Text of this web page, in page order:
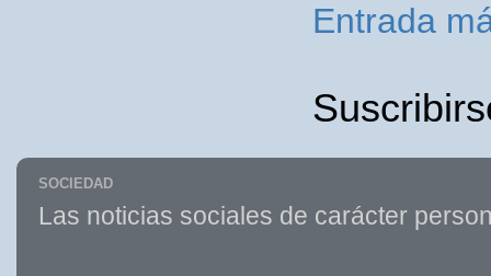
Entrada
SOCIEDAD
Las noticias sociales de carácter